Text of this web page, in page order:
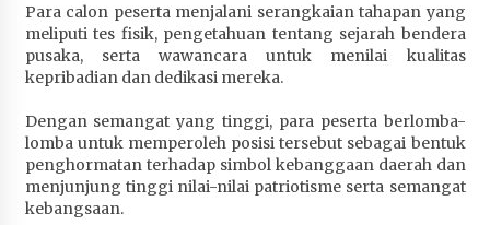
Prestasi Nasional, Polwan Polres Sumbawa
Bripda Vanesa Aprilia Renyaan, Sabet Juara II
Taekwondo Kapolri Cup ke-7
Sekretaris Bapperida, Dwi Rahayu, ST,. MM,.
Pimpin Rakor Aksi Konvergensi Percepatan
Penurunan Stunting di Sumbawa
4 minggu ago
Para calon peserta menjalani serangkaian tahapan yang
meliputi tes fisik, pengetahuan tentang sejarah bendera
pusaka, serta wawancara untuk menilai kualitas
kepribadian dan dedikasi mereka.
Dengan semangat yang tinggi, para peserta berlomba-
lomba untuk memperoleh posisi tersebut sebagai bentuk
penghormatan terhadap simbol kebanggaan daerah dan
menjunjung tinggi nilai-nilai patriotisme serta semangat
kebangsaan.